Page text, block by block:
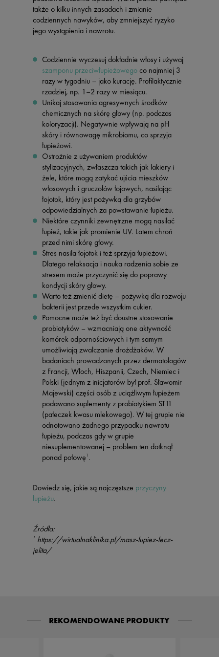
także o kilku innych zasadach i zmianie
codziennych nawyków, aby zmniejszyć ryzyko
jego wystąpienia i nawrotu.
Codziennie wyczesuj dokładnie włosy i używaj
szamponu przeciwłupieżowegoco najmniej 3
razy w tygodniu – jako kurację. Profilaktycznie
rzadziej, np. 1–2 razy w miesiącu.
Unikaj stosowania agresywnych środków
chemicznych na skórę głowy (np. podczas
koloryzacji). Negatywnie wpływają na pH
skóry i równowagę mikrobiomu, co sprzyja
łupieżowi.
Ostrożnie z używaniem produktów
stylizacyjnych, zwłaszcza takich jak lakiery i
żele, które mogą zatykać ujścia mieszków
włosowych i gruczołów łojowych, nasilając
łojotok, który jest pożywką dla grzybów
odpowiedzialnych za powstawanie łupieżu.
Niektóre czynniki zewnętrzne mogą nasilać
łupież, takie jak promienie UV. Latem chroń
przed nimi skórę głowy.
Stres nasila łojotok i też sprzyja łupieżowi.
Dlatego relaksacja i nauka radzenia sobie ze
stresem może przyczynić się do poprawy
kondycji skóry głowy.
Warto też zmienić dietę – pożywką dla rozwoju
bakterii jest przede wszystkim cukier.
Pomocne może też być doustne stosowanie
probiotyków – wzmacniają one aktywność
komórek odpornościowych i tym samym
umożliwiają zwalczanie drożdżaków. W
badaniach prowadzonych przez dermatologów
z Francji, Włoch, Hiszpanii, Czech, Niemiec i
Polski (jednym z inicjatorów był prof. Sławomir
Majewski) części osób z uciążliwym łupieżem
podawano suplementy z probiotykiem ST11
(pałeczek kwasu mlekowego). W tej grupie nie
odnotowano żadnego przypadku nawrotu
łupieżu, podczas gdy w grupie
niesuplementowanej – problem ten dotknął
ponad połowę 1 .
Dowiedz się, jakie są najczęstsze przyczyny
łupieżu.
Źródła:
1 https://wirtualnaklinika.pl/masz-lupiez-lecz-
jelita/
REKOMENDOWANE PRODUKTY